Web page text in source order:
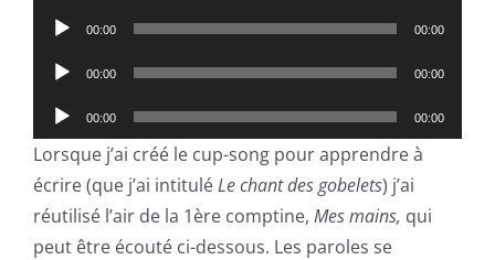
Lecteur00:00 00:00
Lecteur00:00 00:00
Lecteur
audio
00:00 00:00
Lorsque j’ai créé le cup-song pour apprendre à
écrire (que j’ai intituléLe chant des gobelets) j’ai
réutilisé l’air de la 1ère comptine, Mes mains, qui
peut être écouté ci-dessous. Les paroles se